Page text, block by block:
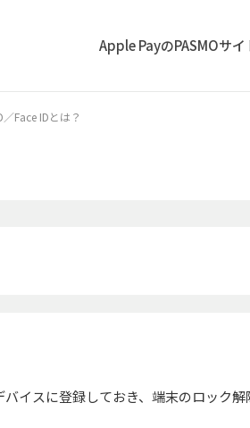
Apple PayのPASMOサイ
Face IDとは？
イスに登録しておき、端末のロック